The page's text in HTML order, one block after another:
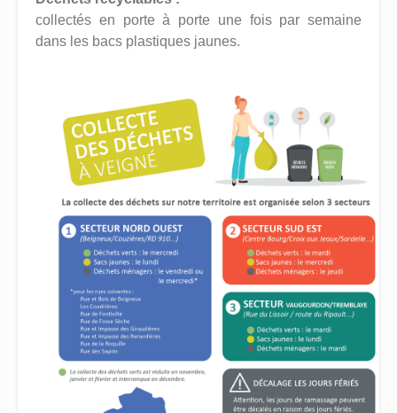
collectés en porte à porte une fois par semaine
dans les bacs plastiques jaunes.